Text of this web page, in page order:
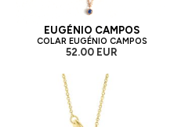
EUGÉNIO CAMPOS
COLAR EUGÉNIO CAMPOS
52.00 EUR